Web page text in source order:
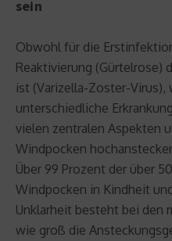
sein
Obwohl für die
Reaktivierung (Gürtelrose)
ist (Varizella-Zoster-Virus),
unterschiedliche
vielen zentralen Aspekten
Windpocken
Über 99 Prozent der über
Windpocken in Kindheit
Unklarheit besteht bei den
wie groß die